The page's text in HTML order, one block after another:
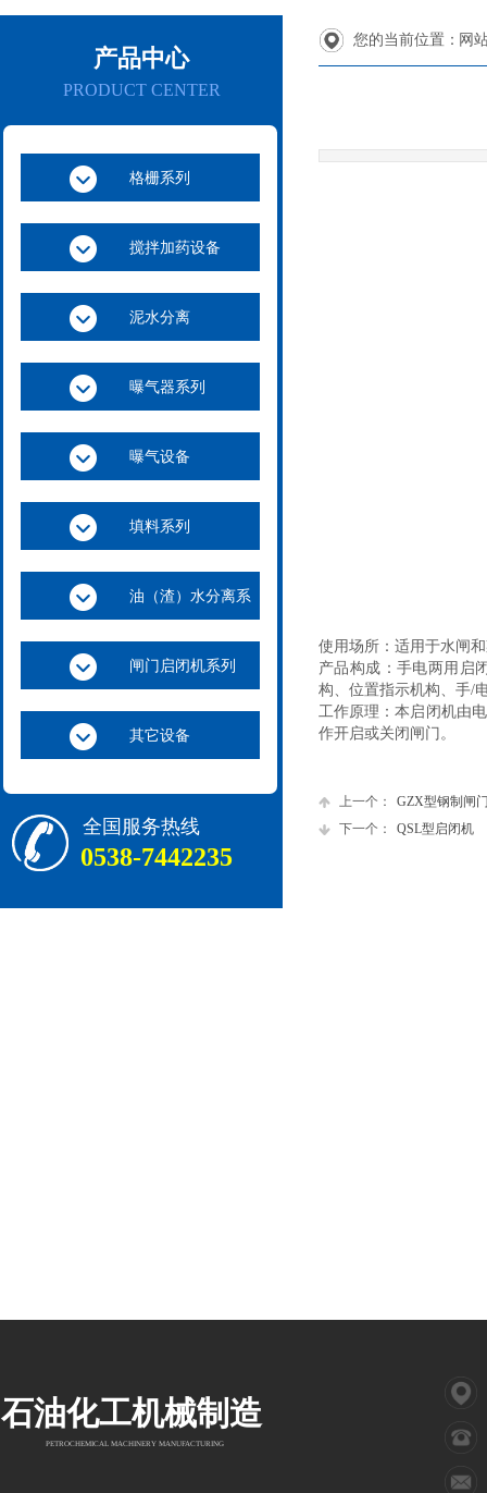
您的当前位置： 网
格栅系列
搅拌加药设备
泥水分离
曝气器系列
曝气设备
填料系列
油（渣）水分离系
列
闸门启闭机系列
其它设备
全国服务热线
PRODUCT CENTER
产品中心
0538-7442235
使用场所：适用于水闸
产品构成：手电两用启
构、位置指示机构、手/
工作原理：本启闭机由
作开启或关闭闸门。
上一个：
GZX型钢制闸
下一个：
QSL型启闭机
石油化工机械制造
PETROCHEMICAL MACHINERY MANUFACTURING